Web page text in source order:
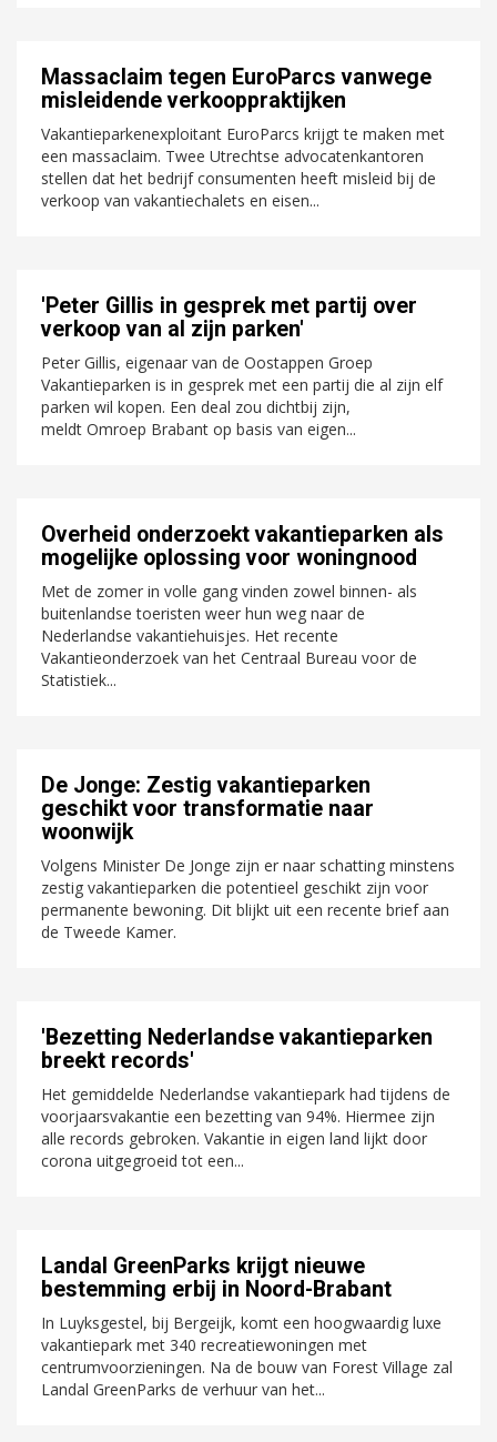
Massaclaim tegen EuroParcs vanwege
misleidende verkooppraktijken
Vakantieparkenexploitant EuroParcs krijgt te maken met
een massaclaim. Twee Utrechtse advocatenkantoren
stellen dat het bedrijf consumenten heeft misleid bij de
verkoop van vakantiechalets en eisen...
'Peter Gillis in gesprek met partij over
verkoop van al zijn parken'
Peter Gillis, eigenaar van de Oostappen Groep
Vakantieparken is in gesprek met een partij die al zijn elf
parken wil kopen. Een deal zou dichtbij zijn,
meldt Omroep Brabant op basis van eigen...
Overheid onderzoekt vakantieparken als
mogelijke oplossing voor woningnood
Met de zomer in volle gang vinden zowel binnen- als
buitenlandse toeristen weer hun weg naar de
Nederlandse vakantiehuisjes. Het recente
Vakantieonderzoek van het Centraal Bureau voor de
Statistiek...
De Jonge: Zestig vakantieparken
geschikt voor transformatie naar
woonwijk
Volgens Minister De Jonge zijn er naar schatting minstens
zestig vakantieparken die potentieel geschikt zijn voor
permanente bewoning. Dit blijkt uit een recente brief aan
de Tweede Kamer.
'Bezetting Nederlandse vakantieparken
breekt records'
Het gemiddelde Nederlandse vakantiepark had tijdens de
voorjaarsvakantie een bezetting van 94%. Hiermee zijn
alle records gebroken. Vakantie in eigen land lijkt door
corona uitgegroeid tot een...
Landal GreenParks krijgt nieuwe
bestemming erbij in Noord-Brabant
In Luyksgestel, bij Bergeijk, komt een hoogwaardig luxe
vakantiepark met 340 recreatiewoningen met
centrumvoorzieningen. Na de bouw van Forest Village zal
Landal GreenParks de verhuur van het...